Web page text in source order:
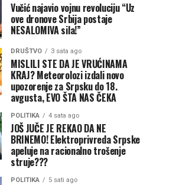
Vučić najavio vojnu revoluciju “Uz
ove dronove Srbija postaje
NESALOMIVA sila!”
DRUŠTVO 3 sata ago
MISLILI STE DA JE VRUĆINAMA
KRAJ? Meteorolozi izdali novo
upozorenje za Srpsku do 18.
avgusta, EVO ŠTA NAS ČEKA
POLITIKA 4 sata ago
JOŠ JUČE JE REKAO DA NE
BRINEMO! Elektroprivreda Srpske
apeluje na racionalno trošenje
struje???
POLITIKA 5 sati ago